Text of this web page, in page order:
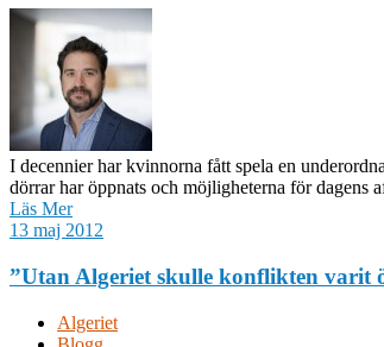
I decennier har kvinnorna fått spela en
dörrar har öppnats och möjligheterna för dagens
Läs Mer
13 maj 2012
”Utan Algeriet skulle konflikten varit
Algeriet